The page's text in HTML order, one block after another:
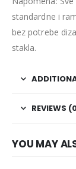
standardne i
bez potrebe
stakla.
REVIEWS
YOU MAY